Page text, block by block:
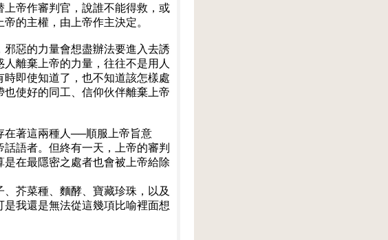
帝作審判官，說誰不能得救，或
的主權，由上帝作主決定。
惡的力量會想盡辦法要進入去誘
離棄上帝的力量，往往不是用人
即使知道了，也不知道該怎樣處
使好的同工、信仰伙伴離棄上帝
在著這兩種人──順服上帝旨意
語者。但終有一天，上帝的審判
在最隱密之處者也會被上帝給除
芥菜種、麵酵、寶藏珍珠，以及
我還是無法從這幾項比喻裡面想